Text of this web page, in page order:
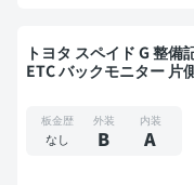
トヨタ スペイド G 整備記録簿あり 販売店オプションナビ
ETC バックモニター 片
板金歴
なし
外装
B
内装
A